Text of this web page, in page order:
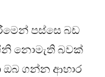
පස්සෙ බඩ
නොමැති බවක්
ඔබ ගන්න ආහාර